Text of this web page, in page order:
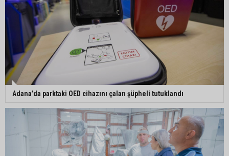
Adana’da parktaki OED cihazını çalan şüpheli tutuklandı